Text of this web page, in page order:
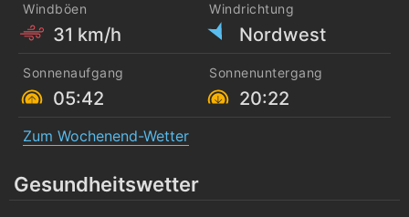
Windböen
31 km/h
Windrichtung
Nordwest
Sonnenaufgang
05:42
Sonnenuntergang
20:22
Zum Wochenend-Wetter
Gesundheitswetter